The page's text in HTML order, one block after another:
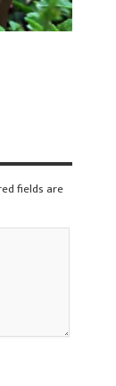
fields are